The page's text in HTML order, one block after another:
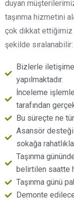
duyan
taşınma hizmetini
çok dikkat ettiğimiz
şekilde sıralanabilir:
Bizlerle
yapılmaktadır.
İnceleme
tarafından
Bu süreçte ne
Asansör desteği
sokağa
Taşınma
belirtilen saatte
Taşınma günü
Demonte